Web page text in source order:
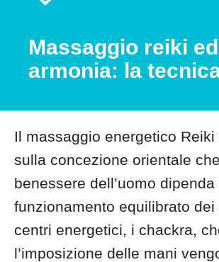
Massaggio reiki ed
armonia: la
Il massaggio energetico
sulla concezione orientale
benessere dell’uomo dipenda
funzionamento equilibrato dei
centri energetici, i chackra,
l’imposizione delle mani